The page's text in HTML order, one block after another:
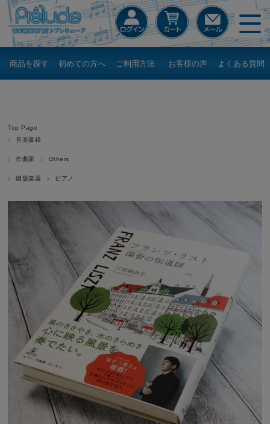
商品を探す 初めての方へ ご利用方法 お客様の声 よくある質問
Top Page
音楽書籍
作曲家 Others
鍵盤楽器 ピアノ